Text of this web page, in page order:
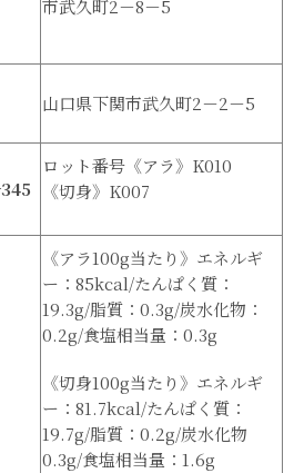
市武久町2－8－5
山口県下関市武久町2－2－5
ロット番号《アラ》K010
《切身》K007
《アラ100g当たり》エネルギ
ー：85kcal/たんぱく質：
19.3g/脂質：0.3g/炭水化物：
0.2g/食塩相当量：0.3g
《切身100g当たり》エネルギ
ー：81.7kcal/たんぱく質：
19.7g/脂質：0.2g/炭水化物
0.3g/食塩相当量：1.6g